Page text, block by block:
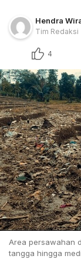
Hendra
Tim Redaksi
4
Area persawahan
tangga hingga